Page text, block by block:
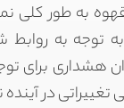
به طور کلی
به توجه به
هشداری برای
تغییراتی در